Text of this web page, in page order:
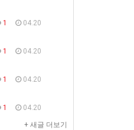
1
04.20
1
04.20
1
04.20
1 04.20
+ 새글 더보기